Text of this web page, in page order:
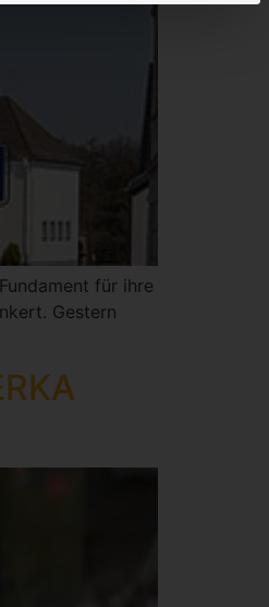
für ihre
Gestern